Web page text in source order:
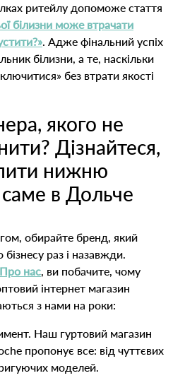
ритейлу допоможе стаття
білизни може втрачати
. Адже фінальний успіх
білизни, а те, наскільки
без втрати якості
якого не
Дізнайтеся,
нижню
в Дольче
обирайте бренд, який
раз і назавжди.
Про нас, ви побачите, чому
інтернет магазин
з нами на роки:
Наш гуртовий магазин
пропонує все: від чуттєвих
моделей.